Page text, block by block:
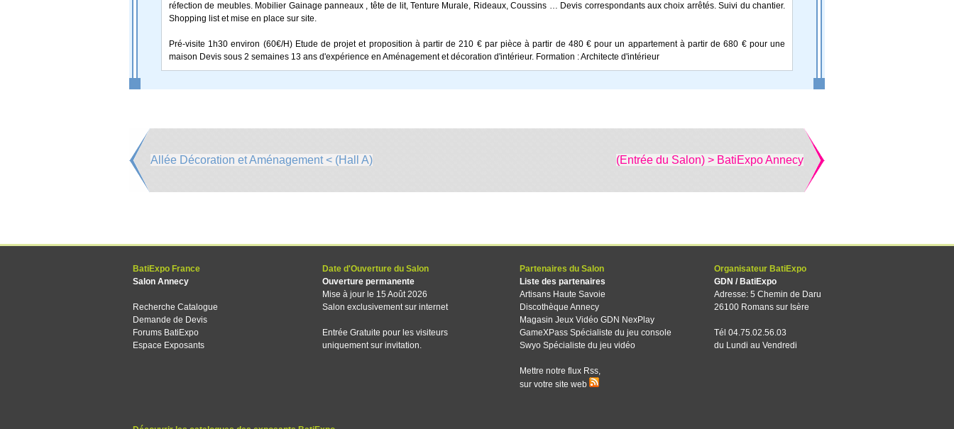
réfection de meubles. Mobilier Gainage panneaux , tête de lit, Tenture Murale, Rideaux, Coussins … Devis correspondants aux choix arrêtés. Suivi du chantier.
Shopping list et mise en place sur site.
Pré-visite 1h30 environ (60€/H) Etude de projet et proposition à partir de 210 € par pièce à partir de 480 € pour un appartement à partir de 680 € pour une
maison Devis sous 2 semaines 13 ans d'expérience en Aménagement et décoration d'intérieur. Formation : Architecte d'intérieur
Allée Décoration et Aménagement < (Hall A) (Entrée du Salon) > BatiExpo Annecy
BatiExpo France
Salon Annecy
Recherche Catalogue
Demande de Devis
Forums BatiExpo
Espace Exposants
Date d'Ouverture du Salon
Ouverture permanente
Mise à jour le 15 Août 2026
Salon exclusivement sur internet
Entrée Gratuite pour les visiteurs
uniquement sur invitation.
Partenaires du Salon
Liste des partenaires
Artisans Haute Savoie
Discothèque Annecy
Magasin Jeux Vidéo GDN NexPlay
GameXPass Spécialiste du jeu console
Swyo Spécialiste du jeu vidéo
Mettre notre flux Rss,
sur votre site web
Organisateur BatiExpo
GDN / BatiExpo
Adresse: 5 Chemin de Daru
26100 Romans sur Isère
Tél 04.75.02.56.03
du Lundi au Vendredi